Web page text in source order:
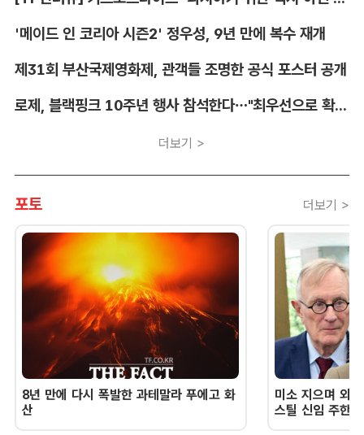
'메이드 인 코리아 시즌2' 정우성, 9년 만에 복수 재개
제31회 부산국제영화제, 관객들 조명한 공식 포스터 공개
로제, 블랙핑크 10주년 행사 참석한다…"최우선으로 확정"
더보기 >
포토 더보기 >
8년 만에 다시 폭발한 과테말라 푸에고 화
산
미소 지으며 외
스틸 신임 주한